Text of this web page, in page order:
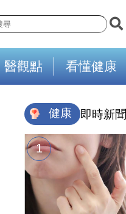
醫觀點 看懂健康
健康 即時新聞